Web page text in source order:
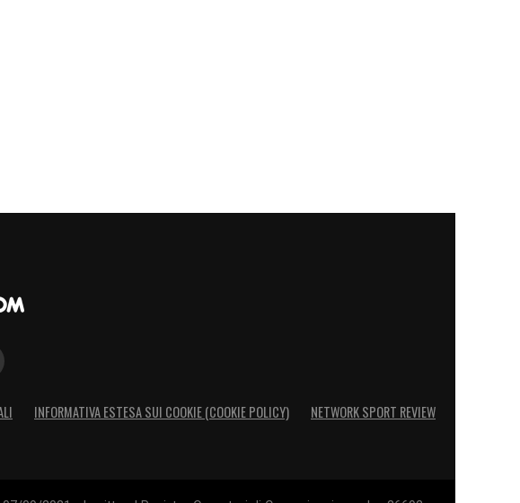
INFORMATIVA ESTESA SUI COOKIE (COOKIE POLICY) NETWORK SPORT REVIEW